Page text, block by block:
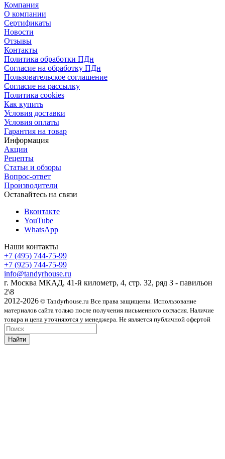
Компания
О компании
Сертификаты
Новости
Отзывы
Контакты
Политика обработки ПДн
Согласие на обработку ПДн
Пользовательское соглашение
Согласие на рассылку
Политика cookies
Как купить
Условия доставки
Условия оплаты
Гарантия на товар
Информация
Акции
Рецепты
Статьи и обзоры
Вопрос-ответ
Производители
Оставайтесь на связи
Вконтакте
YouTube
WhatsApp
Наши контакты
+7 (495) 744-75-99
+7 (925) 744-75-99
info@tandyrhouse.ru
г. Москва МКАД, 41-й километр, 4, стр. 32, ряд З - павильон
2\8
2012-2026 © Tandyrhouse.ru Все права защищены. Использование
материалов сайта только после получения письменного согласия. Наличие
товара и цена уточняются у менеджера. Не является публичной офертой
Найти